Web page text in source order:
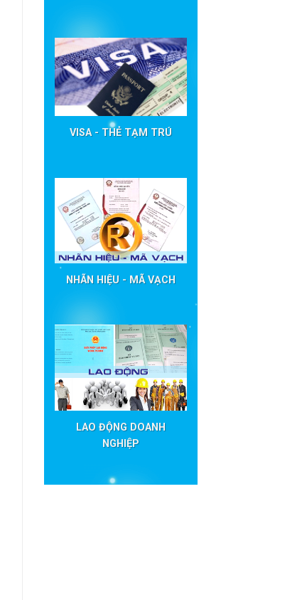
VISA - THẺ TẠM TRÚ
NHÃN HIỆU - MÃ VẠCH
LAO ĐỘNG DOANH
NGHIỆP